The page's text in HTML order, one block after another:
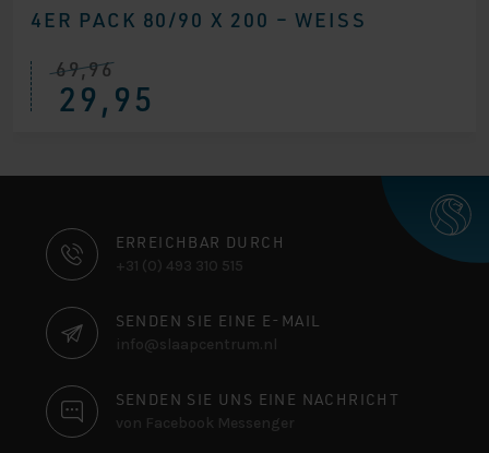
4ER PACK 80/90 X 200 – WEISS
69,96
Ursprünglicher
Preis
war:
29,95
Aktueller
Preis
ist:
KONTAKTINFORMATIONEN
ERREICHBAR DURCH
+31 (0) 493 310 515
SENDEN SIE EINE E-MAIL
info@slaapcentrum.nl
SENDEN SIE UNS EINE NACHRICHT
von Facebook Messenger